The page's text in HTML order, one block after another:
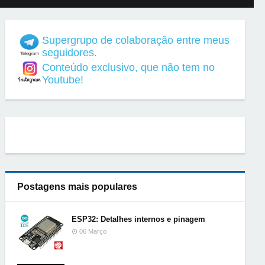
Supergrupo de colaboração entre meus
seguidores.
Conteúdo exclusivo, que não tem no
Youtube!
Postagens mais populares
ESP32: Detalhes internos e pinagem
06 Março